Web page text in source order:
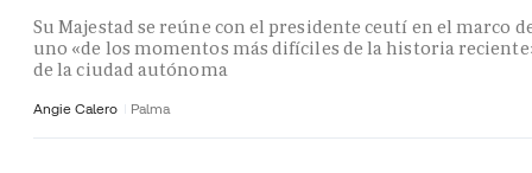
Su Majestad se reúne con el presidente ceutí en el marco
uno «de los momentos más difíciles de la historia
de la ciudad autónoma
Angie Calero Palma